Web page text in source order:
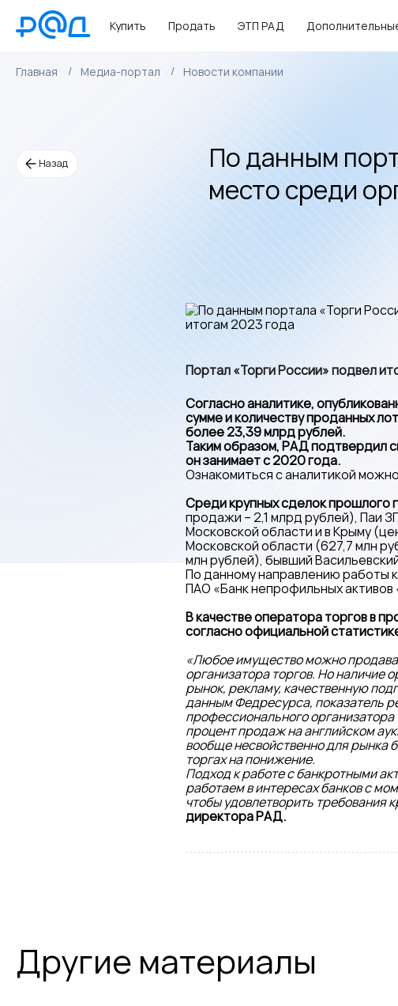
Купить Продать ЭТП РАД
Главная Медиа-портал Новости компании
Назад
По данным
место среди
Портал «Торги России» подвел
Согласно аналитике,
сумме и количеству проданных
более 23,39 млрд рублей.
Таким образом, РАД подтвердил
он занимает с 2020 года.
Ознакомиться с аналитикой можно
Среди крупных сделок прошлого
продажи – 2,1 млрд рублей), Паи
Московской области и в Крыму
Московской области (627,7 млн
млн рублей), бывший
По данному направлению работы
ПАО «Банк непрофильных
В качестве оператора торгов в
согласно официальной
«Любое имущество можно
организатора торгов. Но наличие
рынок, рекламу, качественную
данным Федресурса, показатель
профессионального
процент продаж на английском
вообще несвойственно для рынка
торгах на понижение.
Подход к работе с банкротными
работаем в интересах банков с
чтобы удовлетворить требования
директора РАД.
Другие материалы